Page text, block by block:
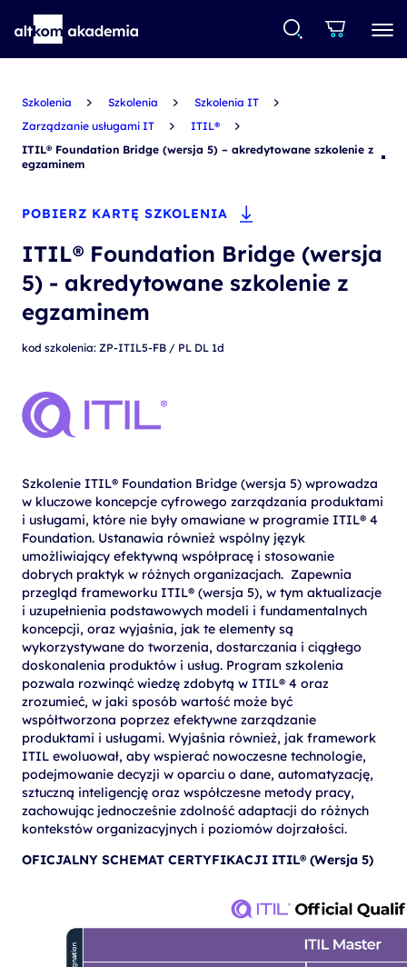
Szkolenia Szkolenia
Szkolenia IT
Zarządzanie usługami IT
ITIL®
ITIL® Foundation Bridge (wersja 5) – akredytowane szkolenie z
egzaminem
POBIERZ KARTĘ SZKOLENIA
ITIL® Foundation Bridge (wersja
5) - akredytowane szkolenie z
egzaminem
kod szkolenia: ZP-ITIL5-FB / PL DL 1d
Szkolenie ITIL® Foundation Bridge (wersja 5) wprowadza
w kluczowe koncepcje cyfrowego zarządzania produktami
i usługami, które nie były omawiane w programie ITIL® 4
Foundation. Ustanawia również wspólny język
umożliwiający efektywną współpracę i stosowanie
dobrych praktyk w różnych organizacjach. Zapewnia
przegląd frameworku ITIL® (wersja 5), ​​w tym aktualizacje
i uzupełnienia podstawowych modeli i fundamentalnych
koncepcji, oraz wyjaśnia, jak te elementy są
wykorzystywane do tworzenia, dostarczania i ciągłego
doskonalenia produktów i usług. Program szkolenia
pozwala rozwinąć wiedzę zdobytą w ITIL® 4 oraz
zrozumieć, w jaki sposób wartość może być
współtworzona poprzez efektywne zarządzanie
produktami i usługami. Wyjaśnia również, jak framework
ITIL ewoluował, aby wspierać nowoczesne technologie,
podejmowanie decyzji w oparciu o dane, automatyzację,
sztuczną inteligencję oraz współczesne metody pracy,
zachowując jednocześnie zdolność adaptacji do różnych
kontekstów organizacyjnych i poziomów dojrzałości.
OFICJALNY SCHEMAT CERTYFIKACJI ITIL® (Wersja 5)